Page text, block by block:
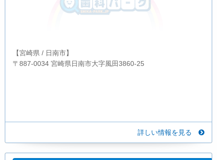
【宮崎県 / 日南市】
〒887-0034 宮崎県日南市大字風田3860-25
詳しい情報を見る